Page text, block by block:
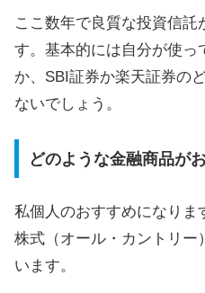
ここ数年で良質な投資信託
す。基本的には自分が使っ
か、SBI証券か楽天証券の
ないでしょう。
どのような金融商品が
私個人のおすすめになりま
株式（オール・カントリー
います。